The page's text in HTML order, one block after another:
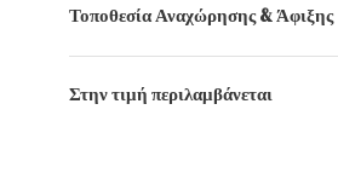
Τοποθεσία Αναχώρησης & Άφιξης
Στην τιμή περιλαμβάνεται